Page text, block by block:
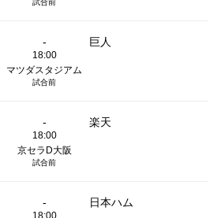
試合前
- 巨人
18:00
マツダスタジアム
試合前
- 楽天
18:00
京セラD大阪
試合前
- 日本ハム
18:00